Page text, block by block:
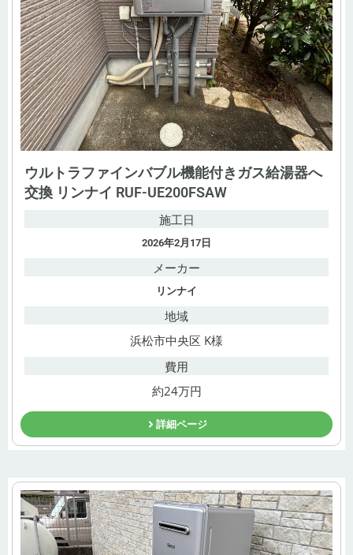
ウルトラファインバブル機能付きガス給湯器へ
交換 リンナイ RUF-UE200FSAW
施工日
2026年2月17日
メーカー
リンナイ
地域
浜松市中央区 K様
費用
約24万円
詳細ページ